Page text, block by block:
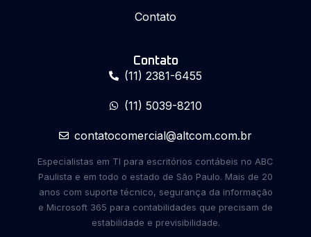
Contato
Contato
(11) 2381-6455
(11) 5039-8210
contatocomercial@altcom.com.br
Especialistas em TI para escritórios contábeis no ABC
Paulista e em todo o estado de São Paulo. Mais de 20
anos com suporte técnico, segurança da informação
e Microsoft 365 para contabilidades que precisam de
estabilidade e previsibilidade.